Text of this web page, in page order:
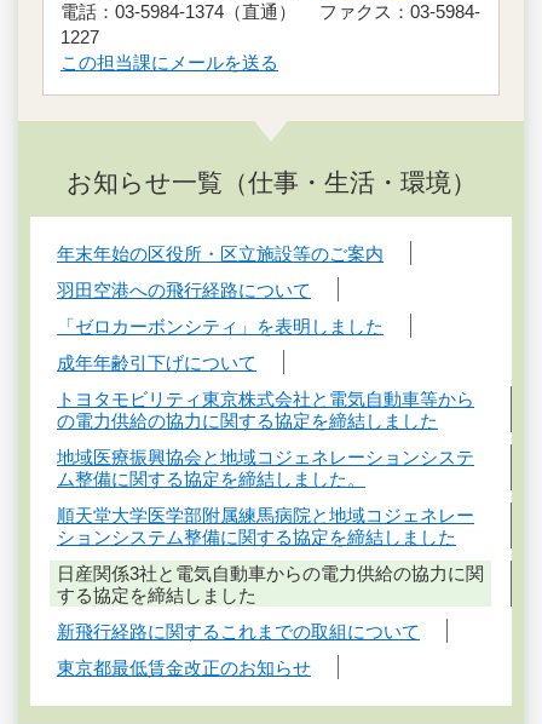
電話：03-5984-1374（直通） ファクス：03-5984-
1227
この担当課にメールを送る
お知らせ一覧（仕事・生活・環境）
年末年始の区役所・区立施設等のご案内
羽田空港への飛行経路について
「ゼロカーボンシティ」を表明しました
成年年齢引下げについて
トヨタモビリティ東京株式会社と電気自動車等から
の電力供給の協力に関する協定を締結しました
地域医療振興協会と地域コジェネレーションシステ
ム整備に関する協定を締結しました。
順天堂大学医学部附属練馬病院と地域コジェネレー
ションシステム整備に関する協定を締結しました
日産関係3社と電気自動車からの電力供給の協力に関
する協定を締結しました
新飛行経路に関するこれまでの取組について
東京都最低賃金改正のお知らせ